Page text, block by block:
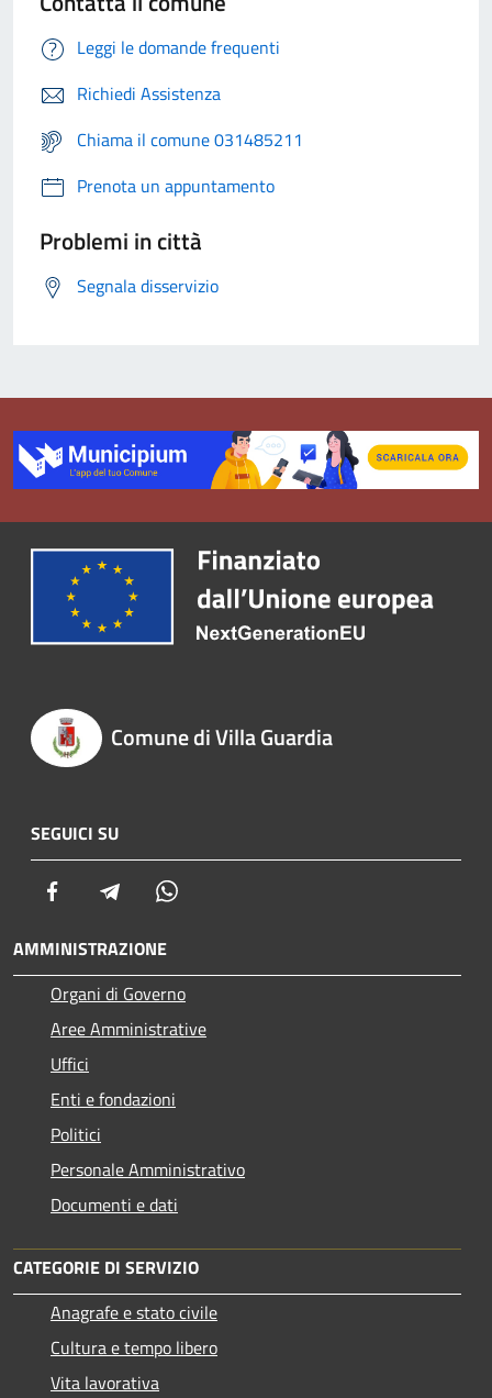
Leggi le domande frequenti
Richiedi Assistenza
Chiama il comune 031485211
Prenota un appuntamento
Problemi in città
Segnala disservizio
Comune di Villa Guardia
SEGUICI SU
Facebook Telegram
AMMINISTRAZIONE
Organi di Governo
Aree Amministrative
Uffici
Enti e fondazioni
Politici
Personale Amministrativo
Documenti e dati
CATEGORIE DI SERVIZIO
Anagrafe e stato civile
Cultura e tempo libero
Vita lavorativa